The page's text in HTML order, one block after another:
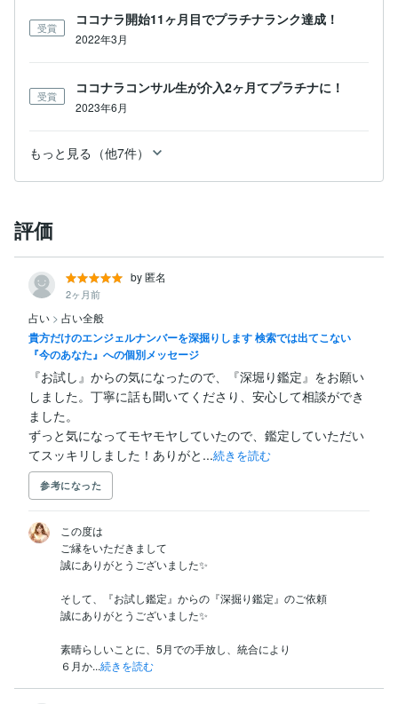
受賞
ココナラ開始11ヶ月目でプラチナランク達成！
2022年3月
受賞
ココナラコンサル生が介入2ヶ月てプラチナに！
2023年6月
もっと見る（他7件）
評価
by 匿名
2ヶ月前
占い > 占い全般
貴方だけのエンジェルナンバーを深掘りします 検索では出てこない
『今のあなた』への個別メッセージ
『お試し』からの気になったので、『深堀り鑑定』をお願い
しました。丁寧に話も聞いてくださり、安心して相談ができ
ました。
ずっと気になってモヤモヤしていたので、鑑定していただい
てスッキリしました！ありがと...続きを読む
参考になった
この度は
ご縁をいただきまして
誠にありがとうございました✨
そして、『お試し鑑定』からの『深掘り鑑定』のご依頼
誠にありがとうございました✨
素晴らしいことに、5月での手放し、統合により
６月か...続きを読む